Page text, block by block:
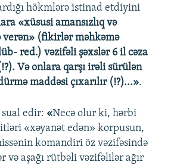
hökmlərə istinad etdiyini
«xüsusi amansızlıq və
verən» (fikirlər məhkəmə
red.) vəzifəli şəxslər 6 il cəza
Və onlara qarşı irəli sürülən
maddəsi çıxarılır (!?)...».
edir: «Necə olur ki, hərbi
«xəyanət edən» korpusun,
komandiri öz vəzifəsində
və aşağı rütbəli vəzifəlilər ağır